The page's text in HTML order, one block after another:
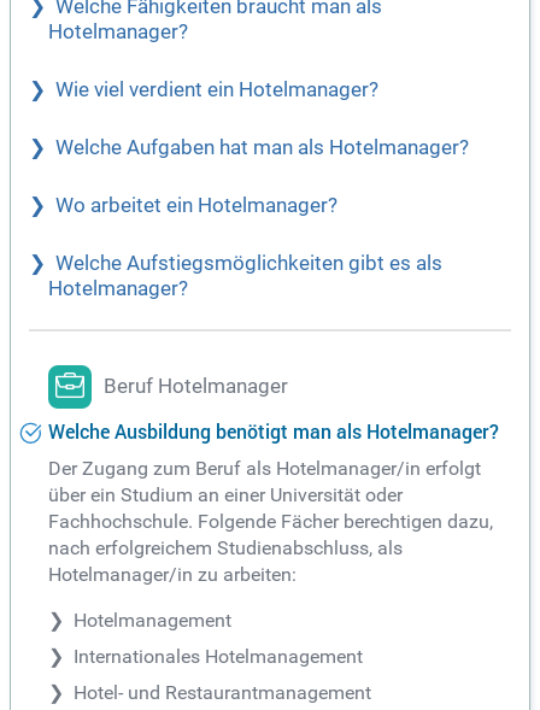
Welche Fähigkeiten braucht man als
Hotelmanager?
Wie viel verdient ein Hotelmanager?
Welche Aufgaben hat man als Hotelmanager?
Wo arbeitet ein Hotelmanager?
Welche Aufstiegsmöglichkeiten gibt es als
Hotelmanager?
Beruf Hotelmanager
Welche Ausbildung benötigt man als Hotelmanager?
Der Zugang zum Beruf als Hotelmanager/in erfolgt
über ein Studium an einer Universität oder
Fachhochschule. Folgende Fächer berechtigen dazu,
nach erfolgreichem Studienabschluss, als
Hotelmanager/in zu arbeiten:
Hotelmanagement
Internationales Hotelmanagement
Hotel- und Restaurantmanagement